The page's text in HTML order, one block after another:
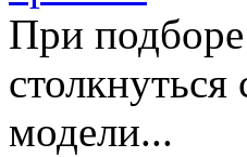
При подборе
модели...